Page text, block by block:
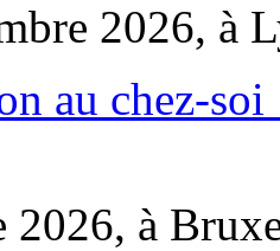
2026, à
au chez-
2026, à